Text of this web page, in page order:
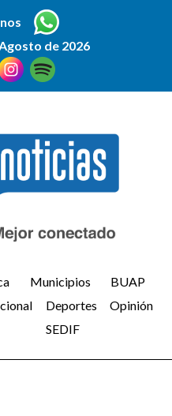
de 2026
Municipios
BUAP
Deportes
Opinión
SEDIF